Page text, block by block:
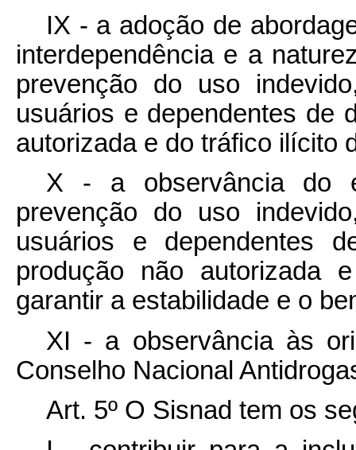
IX - a adoção de
interdependência e a
prevenção do uso
usuários e dependentes de
autorizada e do tráfico ilícito
X - a observância do
prevenção do uso
usuários e dependentes
produção não autorizada
garantir a estabilidade e o
XI - a observância às
Conselho Nacional
Art. 5º O Sisnad tem os